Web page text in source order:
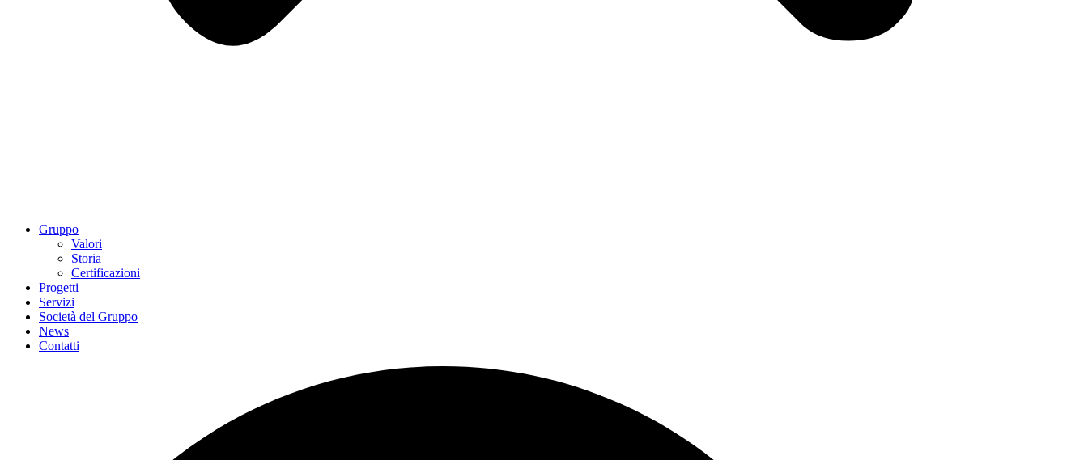
Gruppo
Valori
Storia
Certificazioni
Progetti
Servizi
Società del Gruppo
News
Contatti